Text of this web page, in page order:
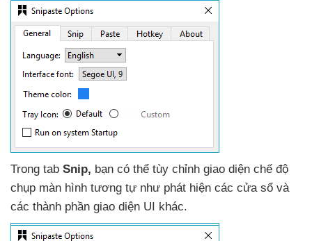
Trong tab Snip, bạn có thể tùy chỉnh giao diện chế độ
chụp màn hình tương tự như phát hiện các cửa sổ và
các thành phần giao diện UI khác.